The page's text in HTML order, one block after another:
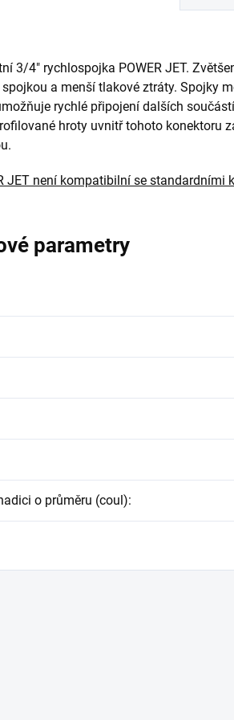
3/4" rychlospojka POWER JET.
a menší tlakové ztráty. Spojky
rychlé připojení dalších
hroty uvnitř tohoto konektoru
JET není kompatibilní se standardními
parametry
o průměru (coul):